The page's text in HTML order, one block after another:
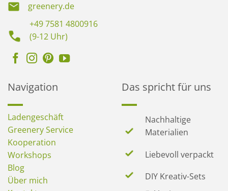
greenery.de
+49 7581 4800916
(9-12 Uhr)
Navigation
Ladengeschäft
Greenery Service
Kooperation
Workshops
Blog
Über mich
Das spricht für uns
Nachhaltige
Materialien
Liebevoll verpackt
DIY Kreativ-Sets